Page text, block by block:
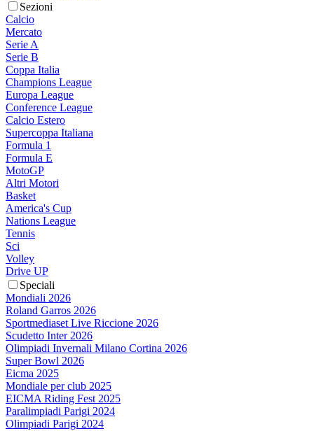
Sezioni
Calcio
Mercato
Serie A
Serie B
Coppa Italia
Champions League
Europa League
Conference League
Calcio Estero
Supercoppa Italiana
Formula 1
Formula E
MotoGP
Altri Motori
Basket
America's Cup
Nations League
Tennis
Sci
Volley
Drive UP
Speciali
Mondiali 2026
Roland Garros 2026
Sportmediaset Live Riccione 2026
Scudetto Inter 2026
Olimpiadi Invernali Milano Cortina 2026
Super Bowl 2026
Eicma 2025
Mondiale per club 2025
EICMA Riding Fest 2025
Paralimpiadi Parigi 2024
Olimpiadi Parigi 2024